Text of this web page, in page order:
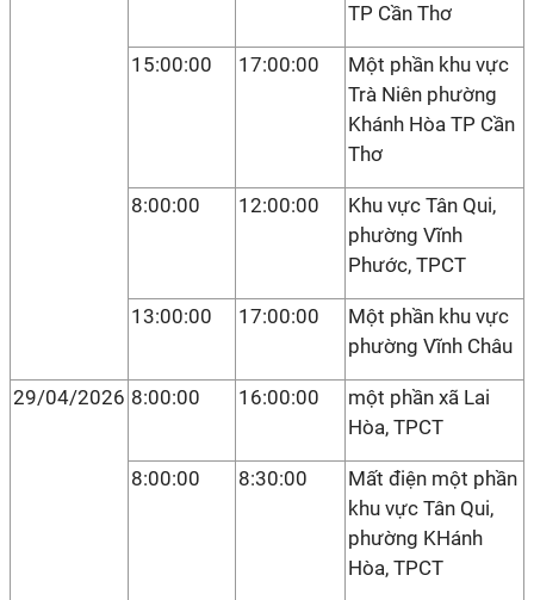
TP Cần Thơ
15:00:00 17:00:00
Một phần khu vực
Trà Niên phường
Khánh Hòa TP Cần
Thơ
8:00:00 12:00:00
Khu vực Tân Qui,
phường Vĩnh
Phước, TPCT
13:00:00 17:00:00
Một phần khu vực
phường Vĩnh Châu
29/04/2026 8:00:00 16:00:00
một phần xã Lai
Hòa, TPCT
8:00:00 8:30:00
Mất điện một phần
khu vực Tân Qui,
phường KHánh
Hòa, TPCT